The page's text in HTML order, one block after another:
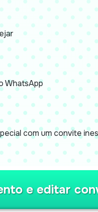
WhatsApp
com um convite
e editar